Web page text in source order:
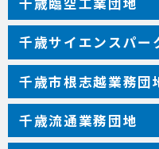
千歳サイエンスパー
千歳市根志越業務団
千歳流通業務団地